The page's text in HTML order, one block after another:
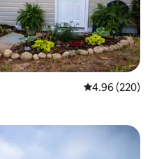
レビュー220
4.96 (220)